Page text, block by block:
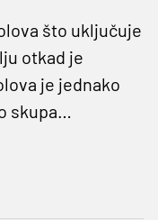
što uključuje
otkad je
je jednako
skupa…